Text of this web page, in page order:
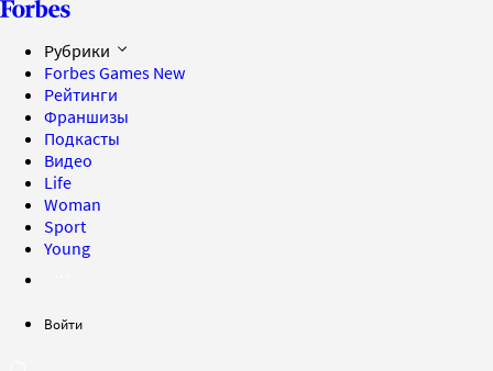
Рубрики
Forbes Games New
Рейтинги
Франшизы
Подкасты
Видео
Life
Woman
Sport
Young
Войти